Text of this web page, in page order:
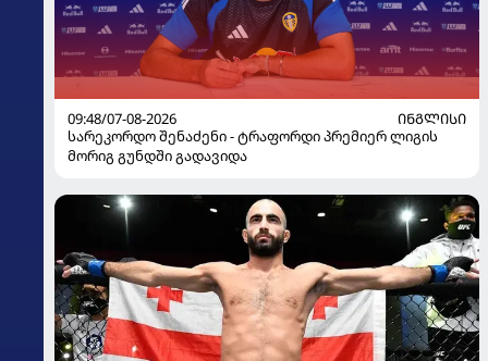
09:48/07-08-2026
ᲘᲜᲒᲚᲘᲡᲘ
სარეკორდო შენაძენი - ტრაფორდი პრემიერ ლიგის
მორიგ გუნდში გადავიდა